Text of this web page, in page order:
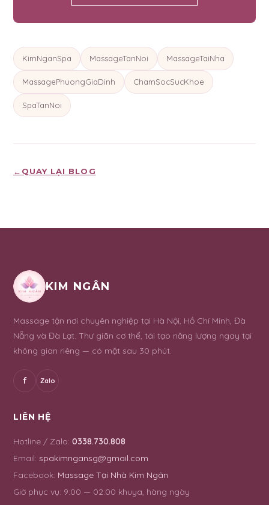
KimNganSpa MassageTanNoi MassageTaiNha
MassagePhuongGiaDinh ChamSocSucKhoe
SpaTanNoi
← QUAY LẠI BLOG
KIM NGÂN
Massage tận nơi chuyên nghiệp tại Hà Nội, Hồ Chí Minh, Đà
Nẵng và Đà Lạt. Thư giãn cơ thể, tái tạo năng lượng ngay tại
không gian riêng — có mặt sau 30 phút.
f Zalo
LIÊN HỆ
Hotline / Zalo: 0338.730.808
Email: spakimngansg@gmail.com
Facebook: Massage Tại Nhà Kim Ngân
Giờ phục vụ: 9:00 — 02:00 khuya, hàng ngày